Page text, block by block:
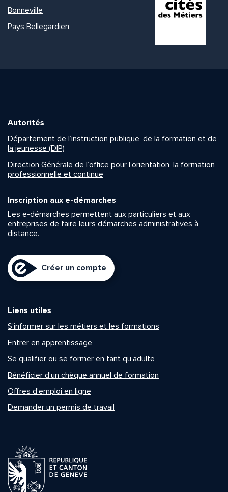
Bonneville
Pays Bellegardien
Autorités
Département de l’instruction publique, de la formation et de
la jeunesse (DIP)
Direction Générale de l’office pour l’orientation, la formation
professionnelle et continue
Inscription aux e-démarches
Les e-démarches permettent aux particuliers et aux
entreprises de faire leurs démarches administratives à
distance.
Créer un compte
Liens utiles
S’informer sur les métiers et les formations
Entrer en apprentissage
Se qualifier ou se former en tant qu’adulte
Bénéficier d’un chèque annuel de formation
Offres d’emploi en ligne
Demander un permis de travail